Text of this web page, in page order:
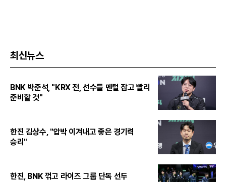
최신뉴스
BNK 박준석, "KRX 전, 선수들 멘털 잡고 빨리
준비할 것"
한진 김상수, "압박 이겨내고 좋은 경기력
승리"
한진, BNK 꺾고 라이즈 그룹 단독 선두